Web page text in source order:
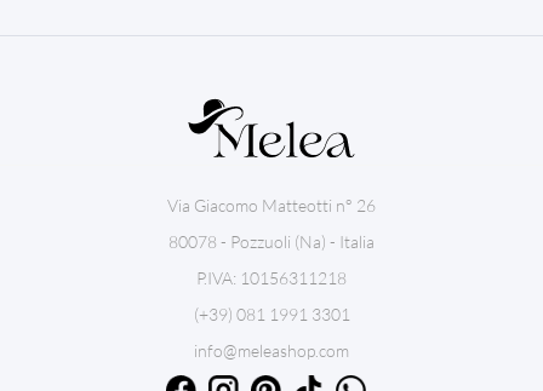
Via Giacomo Matteotti n° 26
80078 - Pozzuoli (Na) - Italia
P.IVA: 10156311218
(+39) 081 1991 3301
info@meleashop.com